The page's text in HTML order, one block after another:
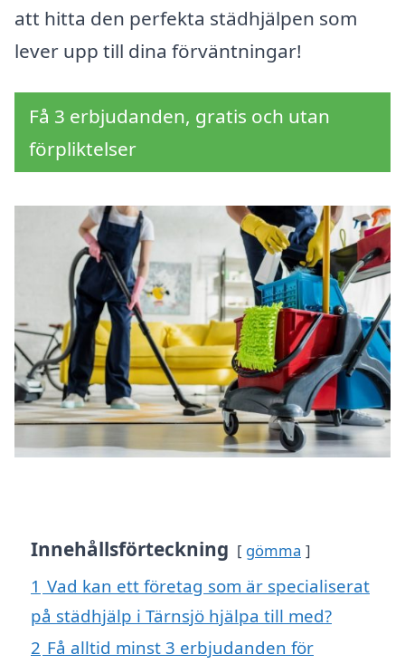
att hitta den perfekta städhjälpen som
lever upp till dina förväntningar!
Få 3 erbjudanden, gratis och utan
förpliktelser
Innehållsförteckning gömma
1 Vad kan ett företag som är specialiserat
på städhjälp i Tärnsjö hjälpa till med?
2 Få alltid minst 3 erbjudanden för